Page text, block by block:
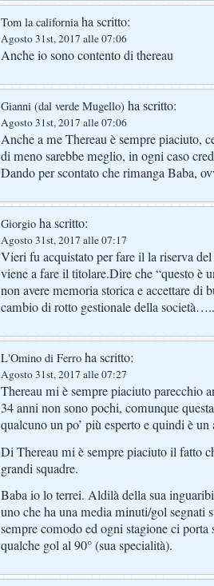
Tom la californiaha scritto:
Agosto 31st, 2017 alle 07:06
Anche io sono contento di thereau
Gianni (dal verde Mugello) ha scritto:
Agosto 31st, 2017 alle 07:06
Anche a me Thereau è sempre piaciuto,
di meno sarebbe meglio, in ogni caso
Dando per scontato che rimanga Baba,
Giorgio ha scritto:
Agosto 31st, 2017 alle 07:17
Vieri fu acquistato per fare il la riserva
viene a fare il titolare.Dire che “questo è
non avere memoria storica e accettare di
cambio di rotto gestionale della società…..
L'Omino di Ferro ha scritto:
Agosto 31st, 2017 alle 07:27
Thereau mi è sempre piaciuto parecchio
34 anni non sono pochi, comunque
qualcuno un po’ più esperto e quindi è
Di Thereau mi è sempre piaciuto il fatto
grandi squadre.
Baba io lo terrei. Aldilà della sua
uno che ha una media minuti/gol segnati
sempre comodo ed ogni stagione ci
qualche gol al 90° (sua specialità).